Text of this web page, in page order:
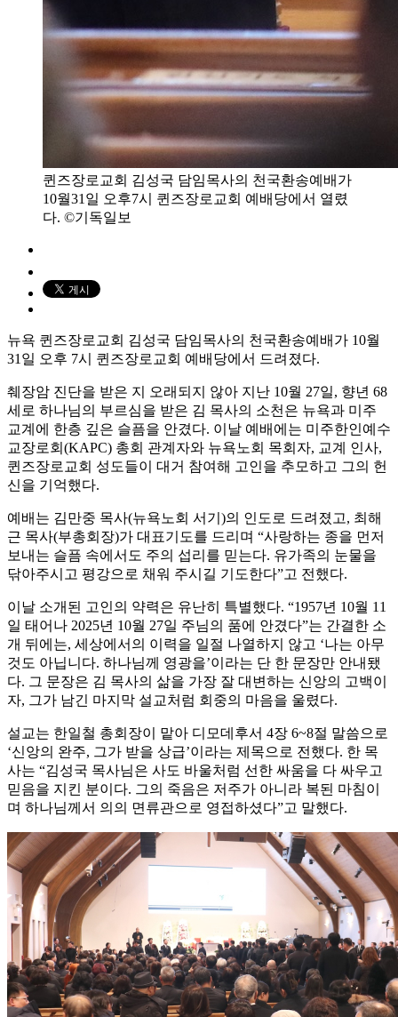
퀸즈장로교회 김성국 담임목사의 천국환송예배가
10월31일 오후7시 퀸즈장로교회 예배당에서 열렸
다. ©기독일보
뉴욕 퀸즈장로교회 김성국 담임목사의 천국환송예배가 10월
31일 오후 7시 퀸즈장로교회 예배당에서 드려졌다.
췌장암 진단을 받은 지 오래되지 않아 지난 10월 27일, 향년 68
세로 하나님의 부르심을 받은 김 목사의 소천은 뉴욕과 미주
교계에 한층 깊은 슬픔을 안겼다. 이날 예배에는 미주한인예수
교장로회(KAPC) 총회 관계자와 뉴욕노회 목회자, 교계 인사,
퀸즈장로교회 성도들이 대거 참여해 고인을 추모하고 그의 헌
신을 기억했다.
예배는 김만중 목사(뉴욕노회 서기)의 인도로 드려졌고, 최해
근 목사(부총회장)가 대표기도를 드리며 “사랑하는 종을 먼저
보내는 슬픔 속에서도 주의 섭리를 믿는다. 유가족의 눈물을
닦아주시고 평강으로 채워 주시길 기도한다”고 전했다.
이날 소개된 고인의 약력은 유난히 특별했다. “1957년 10월 11
일 태어나 2025년 10월 27일 주님의 품에 안겼다”는 간결한 소
개 뒤에는, 세상에서의 이력을 일절 나열하지 않고 ‘나는 아무
것도 아닙니다. 하나님께 영광을’이라는 단 한 문장만 안내됐
다. 그 문장은 김 목사의 삶을 가장 잘 대변하는 신앙의 고백이
자, 그가 남긴 마지막 설교처럼 회중의 마음을 울렸다.
설교는 한일철 총회장이 맡아 디모데후서 4장 6~8절 말씀으로
‘신앙의 완주, 그가 받을 상급’이라는 제목으로 전했다. 한 목
사는 “김성국 목사님은 사도 바울처럼 선한 싸움을 다 싸우고
믿음을 지킨 분이다. 그의 죽음은 저주가 아니라 복된 마침이
며 하나님께서 의의 면류관으로 영접하셨다”고 말했다.